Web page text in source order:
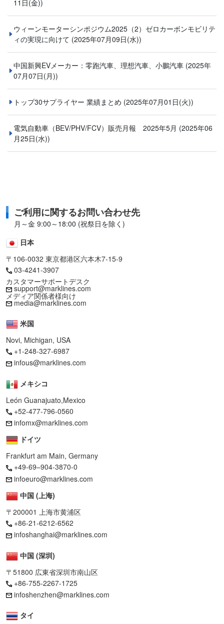
11日(金))
ウィーンモーターシンポジウム2025（2）ゼロカーボンモビリテ
ィの実現に向けて (2025年07月09日(水))
中国新興EVメーカー：零跑汽車、理想汽車、小鵬汽車 (2025年
07月07日(月))
トップ30サプライヤー 業績まとめ (2025年07月01日(火))
電気自動車（BEV/PHV/FCV）販売月報 2025年5月 (2025年06
月25日(水))
ご利用に関するお問い合わせ先
月～金 9:00～18:00 (祝祭日を除く)
日本
〒106-0032 東京都港区六本木7-15-9
03-4241-3907
カスタマーサポートデスク
support@marklines.com
メディア関係者様向け
media@marklines.com
米国
Novi, Michigan, USA
+1-248-327-6987
infous@marklines.com
メキシコ
León Guanajuato,Mexico
+52-477-796-0560
infomx@marklines.com
ドイツ
Frankfurt am Main, Germany
+49-69–904-3870-0
infoeuro@marklines.com
中国 (上海)
〒200001 上海市黄浦区
+86-21-6212-6562
infoshanghai@marklines.com
中国 (深圳)
〒51800 広東省深圳市南山区
+86-755-2267-1725
infoshenzhen@marklines.com
タイ